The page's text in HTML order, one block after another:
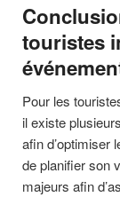
touristes
Pour les
il existe
afin d’optimiser
de planifier son
majeurs afin